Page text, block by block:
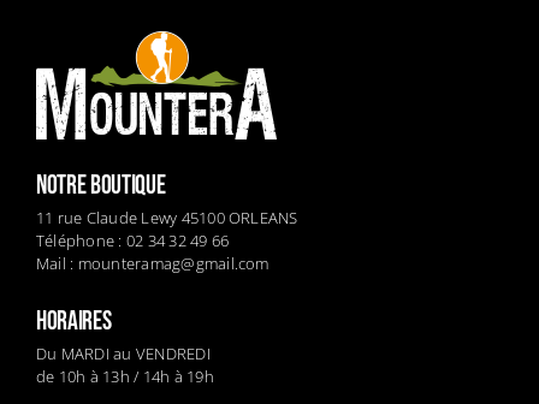
NOTRE BOUTIQUE
11 rue Claude Lewy 45100 ORLEANS
Téléphone : 02 34 32 49 66
Mail : mounteramag@gmail.com
HORAIRES
Du MARDI au VENDREDI
de 10h à 13h / 14h à 19h